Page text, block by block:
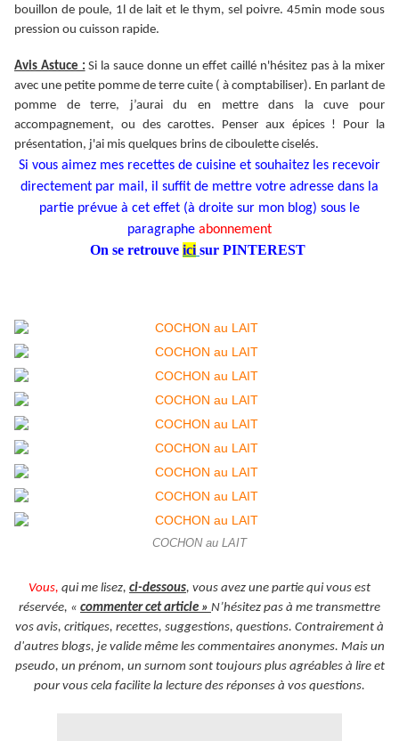
bouillon de poule, 1l de lait et le thym, sel poivre. 45min mode sous
pression ou cuisson rapide.
Avis Astuce : Si la sauce donne un effet caillé n'hésitez pas à la mixer
avec une petite pomme de terre cuite ( à comptabiliser). En parlant de
pomme de terre, j’aurai du en mettre dans la cuve pour
accompagnement, ou des carottes. Penser aux épices ! Pour la
présentation, j'ai mis quelques brins de ciboulette ciselés.
Si vous aimez mes recettes de cuisine et souhaitez les recevoir
directement par mail, il suffit de mettre votre adresse dans la
partie prévue à cet effet (à droite sur mon blog) sous le
paragraphe abonnement
On se retrouve ici sur PINTEREST
COCHON au LAIT
Vous, qui me lisez, ci-dessous, vous avez une partie qui vous est
réservée, « commenter cet article » N’hésitez pas à me transmettre
vos avis, critiques, recettes, suggestions, questions. Contrairement à
d'autres blogs, je valide même les commentaires anonymes. Mais un
pseudo, un prénom, un surnom sont toujours plus agréables à lire et
pour vous cela facilite la lecture des réponses à vos questions.